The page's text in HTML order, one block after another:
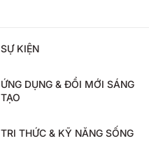
SỰ KIỆN
ỨNG DỤNG & ĐỔI MỚI SÁNG
TẠO
TRI THỨC & KỸ NĂNG SỐNG